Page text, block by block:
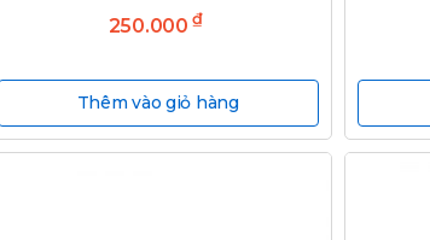
250.000₫
Thêm vào giỏ hàng